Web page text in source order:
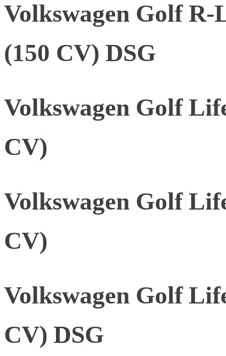
Volkswagen Golf R-
(150 CV) DSG
Volkswagen Golf
CV)
Volkswagen Golf
CV)
Volkswagen Golf
CV) DSG